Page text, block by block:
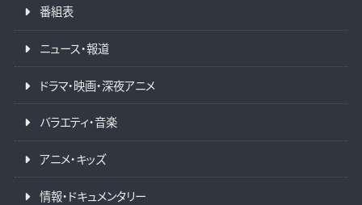
番組表
ニュース・報道
ドラマ・映画・深夜アニメ
バラエティ・音楽
アニメ・キッズ
情報・ドキュメンタリー